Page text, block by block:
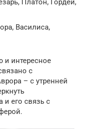
Василиса,
и интересное
с
– с утренней
и его связь с